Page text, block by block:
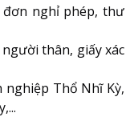
đơn nghỉ phép, thư
thân, giấy xác
nghiệp Thổ Nhĩ Kỳ,